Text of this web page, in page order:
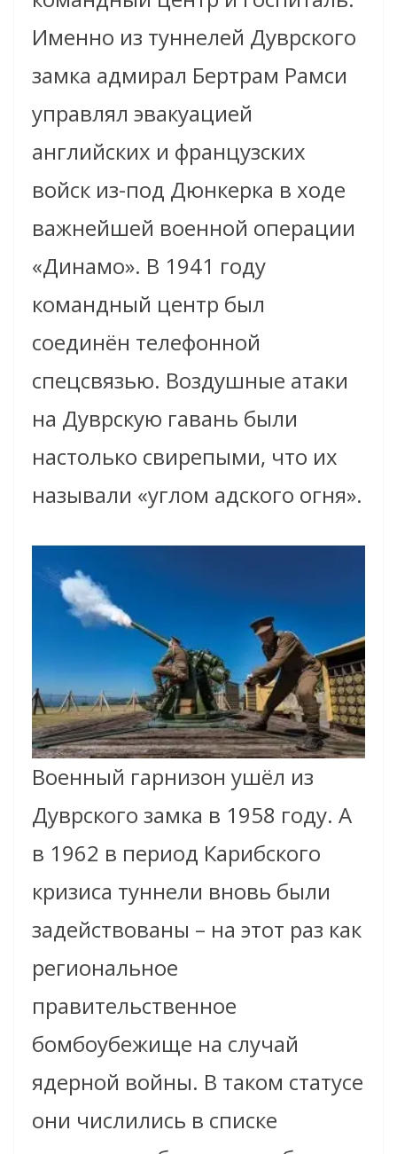
Именно из туннелей Дуврского
замка адмирал Бертрам Рамси
управлял эвакуацией
английских и французских
войск из-под Дюнкерка в ходе
важнейшей военной операции
«Динамо». В 1941 году
командный центр был
соединён телефонной
спецсвязью. Воздушные атаки
на Дуврскую гавань были
настолько свирепыми, что их
называли «углом адского огня».
Военный гарнизон ушёл из
Дуврского замка в 1958 году. А
в 1962 в период Карибского
кризиса туннели вновь были
задействованы – на этот раз как
региональное
правительственное
бомбоубежище на случай
ядерной войны. В таком статусе
они числились в списке